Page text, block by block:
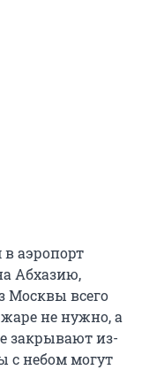
аэропорт
Абхазию,
Москвы всего
не нужно, а
закрывают из-
с небом могут